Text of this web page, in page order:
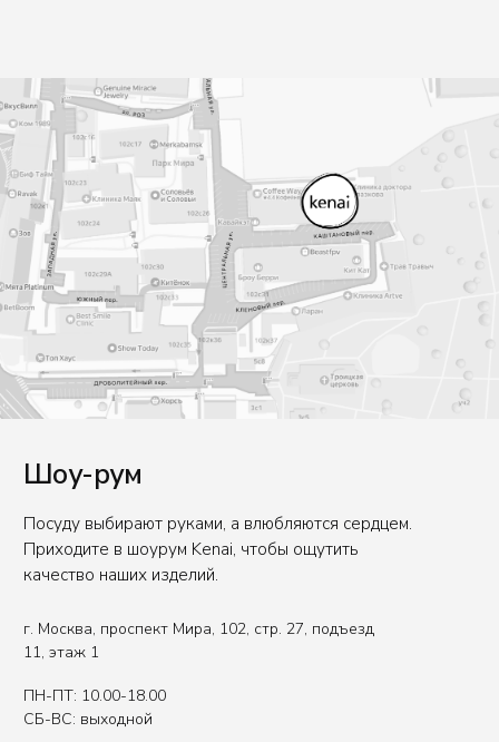
Написать в Max
Телефон
+7 (926) 550-71-84
office@kenaiceramics.ru
E-mail
Вы представитель индустрии
ХОРЕКА/HoReCa?
специальные условия.
Связаться с нами